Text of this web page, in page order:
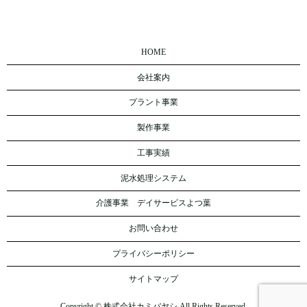
HOME
会社案内
プラント事業
製作事業
工事実績
泥水処理システム
介護事業 デイサービスよつ葉
お問い合わせ
プライバシーポリシー
サイトマップ